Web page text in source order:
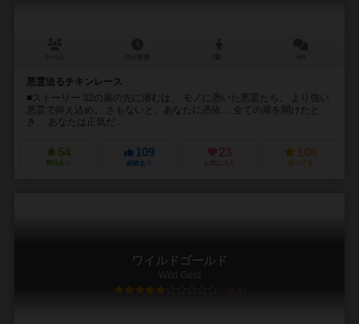
悪霊迫るチキンレース
■ストーリー 32の扉の先に潜むは、 モノに憑いた悪霊たち。 より強い
悪霊で抑え込め。 さもないと、あなたに憑依… 全ての扉を開けたと
き、 あなたは正気だ...
54
興味あり
109
経験あり
23
お気に入り
106
持ってる
ワイルドゴールド
Wild Gold
5.8